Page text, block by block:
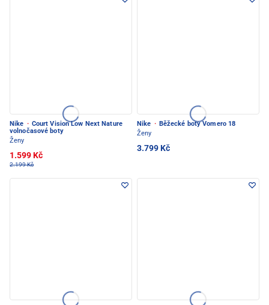
Nike · Court Vision Low Next Nature
volnočasové boty
Ženy
1.599 Kč
2.199 Kč
Nike · Běžecké boty Vomero 18
Ženy
3.799 Kč